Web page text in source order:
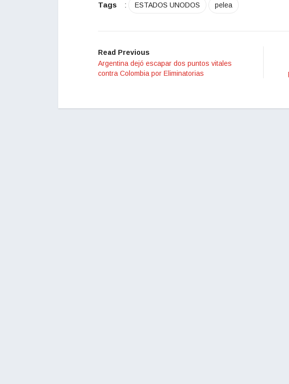
Tags : ESTADOS UNODOS pelea
Read Previous
Argentina dejó escapar dos puntos vitales
contra Colombia por Eliminatorias